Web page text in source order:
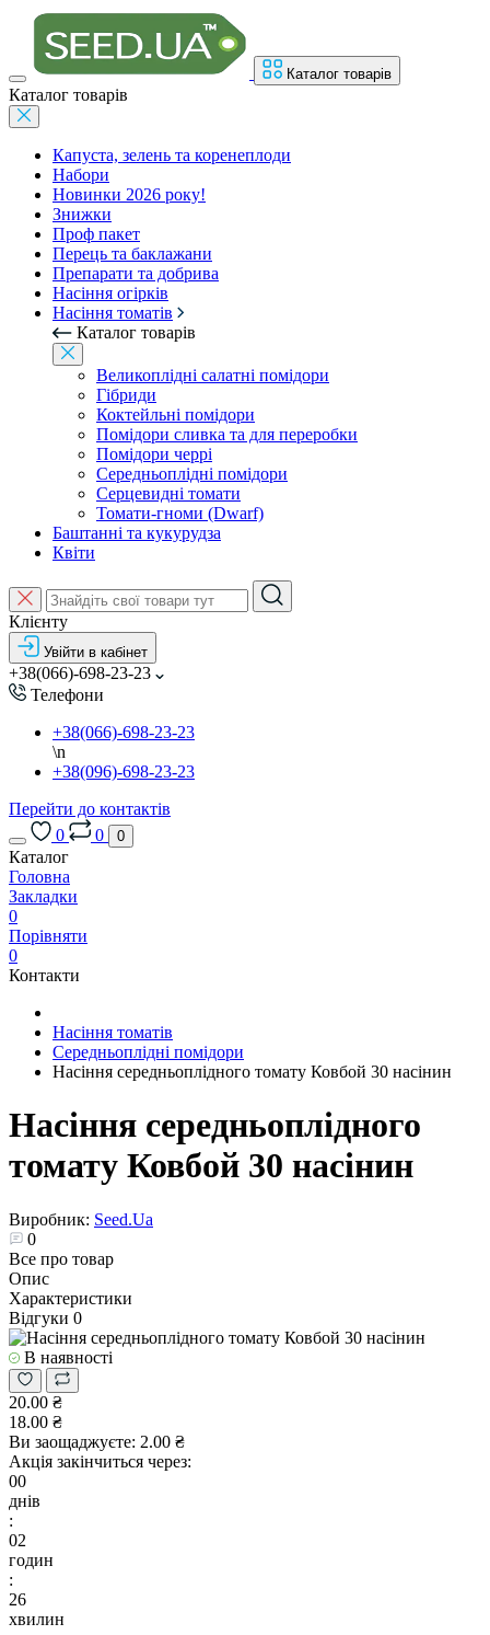
Каталог товарів
Каталог товарів
Капуста, зелень та коренеплоди
Набори
Новинки 2026 року!
Знижки
Проф пакет
Перець та баклажани
Препарати та добрива
Насіння огірків
Насіння томатів
Каталог товарів
Великоплідні салатні помідори
Гібриди
Коктейльні помідори
Помідори сливка та для переробки
Помідори черрі
Середньоплідні помідори
Серцевидні томати
Томати-гноми (Dwarf)
Баштанні та кукурудза
Квіти
Клієнту
Увійти в кабінет
+38(066)-698-23-23
Телефони
+38(066)-698-23-23
\n
+38(096)-698-23-23
Перейти до контактів
0
0 0
Каталог
Головна
Закладки
0
Порівняти
0
Контакти
Насіння томатів
Середньоплідні помідори
Насіння середньоплідного томату Ковбой 30 насінин
Насіння середньоплідного
томату Ковбой 30 насінин
Виробник: Seed.Ua
0
Все про товар
Опис
Характеристики
Відгуки 0
В наявності
20.00 ₴
18.00 ₴
Ви заощаджуєте: 2.00 ₴
Акція закінчиться через:
00
днів
:
02
годин
:
26
хвилин